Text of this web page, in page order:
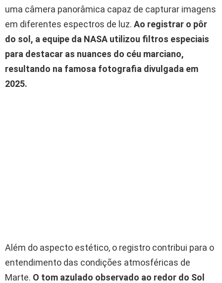
uma câmera panorâmica capaz de capturar imagens
em diferentes espectros de luz. Ao registrar o pôr
do sol, a equipe da NASA utilizou filtros especiais
para destacar as nuances do céu marciano,
resultando na famosa fotografia divulgada em
2025.
Além do aspecto estético, o registro contribui para o
entendimento das condições atmosféricas de
Marte. O tom azulado observado ao redor do Sol